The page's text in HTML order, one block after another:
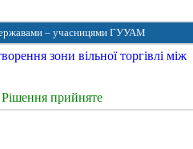
– учасницями ГУУАМ
зони вільної торгівлі між
прийняте